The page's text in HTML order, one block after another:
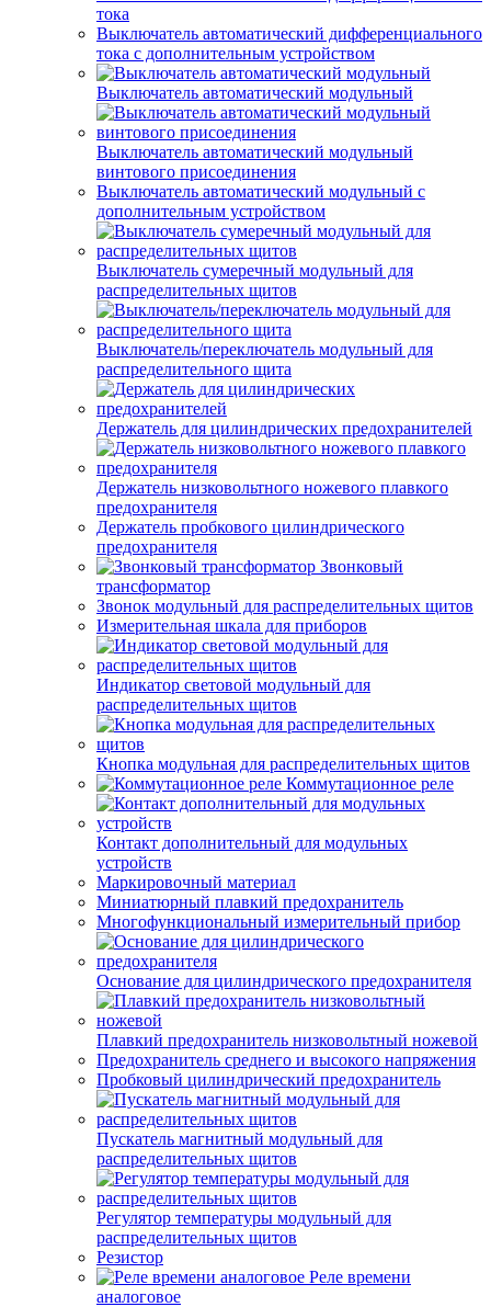
тока
Выключатель автоматический дифференциального
тока с дополнительным устройством
Выключатель автоматический модульный
Выключатель автоматический модульный
винтового присоединения
Выключатель автоматический модульный с
дополнительным устройством
Выключатель сумеречный модульный для
распределительных щитов
Выключатель/переключатель модульный для
распределительного щита
Держатель для цилиндрических предохранителей
Держатель низковольтного ножевого плавкого
предохранителя
Держатель пробкового цилиндрического
предохранителя
Звонковый
трансформатор
Звонок модульный для распределительных щитов
Измерительная шкала для приборов
Индикатор световой модульный для
распределительных щитов
Кнопка модульная для распределительных щитов
Коммутационное реле
Контакт дополнительный для модульных
устройств
Маркировочный материал
Миниатюрный плавкий предохранитель
Многофункциональный измерительный прибор
Основание для цилиндрического предохранителя
Плавкий предохранитель низковольтный ножевой
Предохранитель среднего и высокого напряжения
Пробковый цилиндрический предохранитель
Пускатель магнитный модульный для
распределительных щитов
Регулятор температуры модульный для
распределительных щитов
Резистор
Реле времени
аналоговое